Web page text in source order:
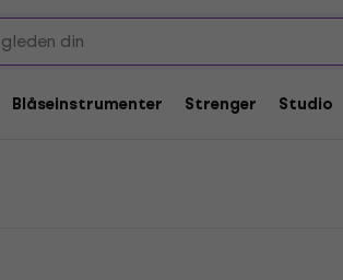
Blåseinstrumenter Strenger Studio